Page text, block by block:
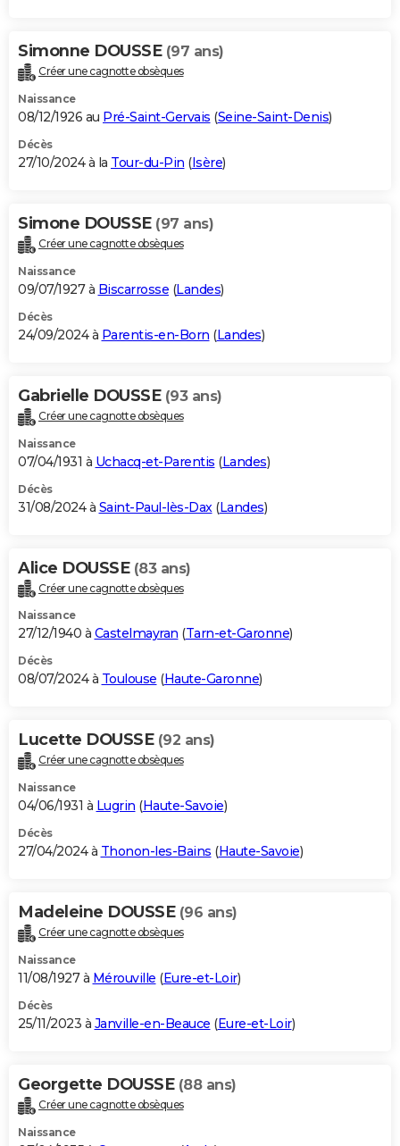
Simonne DOUSSE (97 ans)
Créer une cagnotte obsèques
Naissance
08/12/1926 au Pré-Saint-Gervais (Seine-Saint-Denis)
Décès
27/10/2024 à la Tour-du-Pin (Isère)
Simone DOUSSE (97 ans)
Créer une cagnotte obsèques
Naissance
09/07/1927 à Biscarrosse (Landes)
Décès
24/09/2024 à Parentis-en-Born (Landes)
Gabrielle DOUSSE (93 ans)
Créer une cagnotte obsèques
Naissance
07/04/1931 à Uchacq-et-Parentis (Landes)
Décès
31/08/2024 à Saint-Paul-lès-Dax (Landes)
Alice DOUSSE (83 ans)
Créer une cagnotte obsèques
Naissance
27/12/1940 à Castelmayran (Tarn-et-Garonne)
Décès
08/07/2024 à Toulouse (Haute-Garonne)
Lucette DOUSSE (92 ans)
Créer une cagnotte obsèques
Naissance
04/06/1931 à Lugrin (Haute-Savoie)
Décès
27/04/2024 à Thonon-les-Bains (Haute-Savoie)
Madeleine DOUSSE (96 ans)
Créer une cagnotte obsèques
Naissance
11/08/1927 à Mérouville (Eure-et-Loir)
Décès
25/11/2023 à Janville-en-Beauce (Eure-et-Loir)
Georgette DOUSSE (88 ans)
Créer une cagnotte obsèques
Naissance